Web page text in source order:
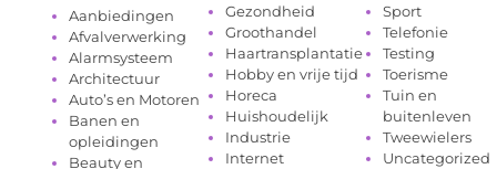
Aanbiedingen
Afvalverwerking
Alarmsysteem
Architectuur
Auto’s en Motoren
Banen en
opleidingen
Beauty en
Gezondheid
Groothandel
Haartransplantatie
Hobby en vrije tijd
Horeca
Huishoudelijk
Industrie
Internet
Sport
Telefonie
Testing
Toerisme
Tuin en
buitenleven
Tweewielers
Uncategorized